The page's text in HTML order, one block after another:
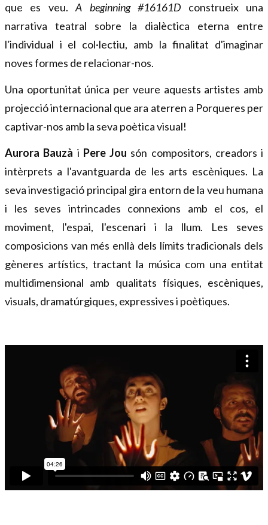
que es veu. A beginning #16161D construeix una
narrativa teatral sobre la dialèctica eterna entre
l'individual i el col·lectiu, amb la finalitat d'imaginar
noves formes de relacionar-nos.
Una oportunitat única per veure aquests artistes amb
projecció internacional que ara aterren a Porqueres per
captivar-nos amb la seva poètica visual!
Aurora Bauzà i Pere Jou són compositors, creadors i
intèrprets a l'avantguarda de les arts escèniques. La
seva investigació principal gira entorn de la veu humana
i les seves intrincades connexions amb el cos, el
moviment, l'espai, l'escenari i la llum. Les seves
composicions van més enllà dels límits tradicionals dels
gèneres artístics, tractant la música com una entitat
multidimensional amb qualitats físiques, escèniques,
visuals, dramatúrgiques, expressives i poètiques.